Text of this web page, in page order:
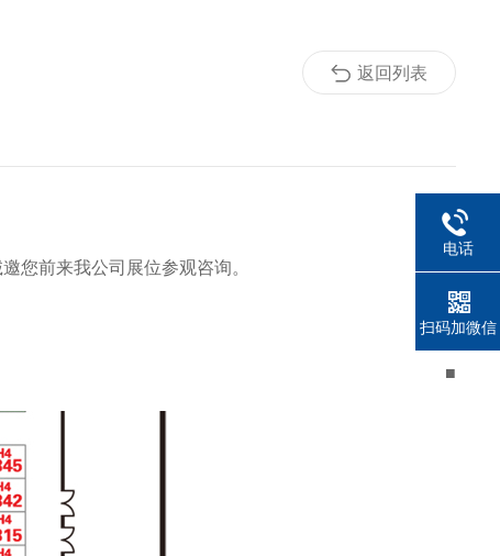
您前来我公司展位参观咨询。
■
返回列表
电话
扫码加微信